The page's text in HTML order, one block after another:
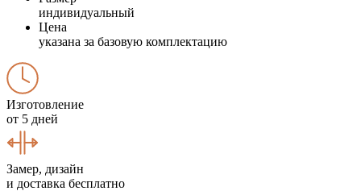
индивидуальный
Цена
указана за базовую комплектацию
Изготовление
от 5 дней
Замер, дизайн
и доставка бесплатно